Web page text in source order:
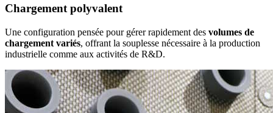
Chargement polyvalent
Une configuration pensée pour gérer rapidement des volumes de
chargement variés, offrant la souplesse nécessaire à la production
industrielle comme aux activités de R&D.